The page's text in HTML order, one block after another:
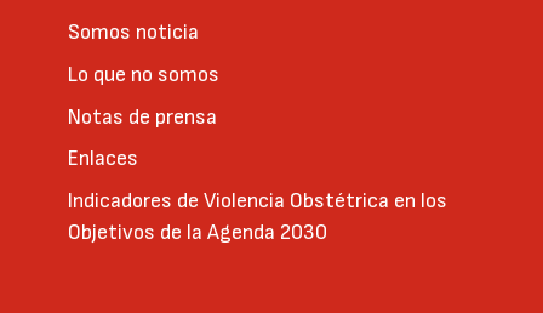
Somos noticia
Lo que no somos
Notas de prensa
Enlaces
Indicadores de Violencia Obstétrica en los
Objetivos de la Agenda 2030